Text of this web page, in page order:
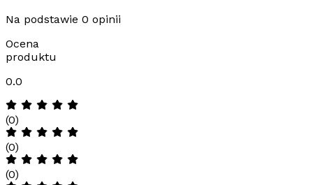
Na podstawie 0 opinii
Ocena
produktu
0.0
(0)
(0)
(0)